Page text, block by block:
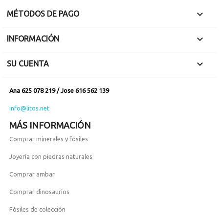
MÉTODOS DE PAGO 
INFORMACIÓN 
SU CUENTA 
Ana 625 078 219 / Jose 616 562 139
info@litos.net
MÁS INFORMACIÓN
Comprar minerales y fósiles
Joyería con piedras naturales
Comprar ambar
Comprar dinosaurios
Fósiles de colección